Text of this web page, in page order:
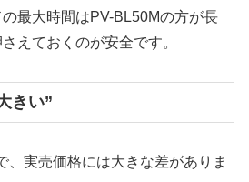
最大時間はPV-BL50Mの方が長
えておくのが安全です。
きい”
、実売価格には大きな差がありま